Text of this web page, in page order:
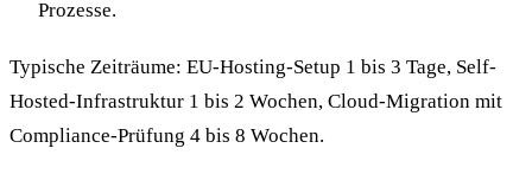
Prozesse.
Typische Zeiträume: EU-Hosting-Setup 1 bis 3 Tage, Self-
Hosted-Infrastruktur 1 bis 2 Wochen, Cloud-Migration mit
Compliance-Prüfung 4 bis 8 Wochen.